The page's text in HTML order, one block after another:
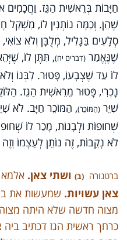
חַיָּבוֹת בְּרֵאשִׁית הַגֵּז. וַחֲכָמִים
שֶׁהֵן. וְכַמָּה נוֹתְנִין לוֹ,
סְלָעִים בַּגָּלִיל, מְלֻבָּן וְלֹא
שֶׁנֶּאֱמַר (דברים יח), תִּתֶּן לוֹ,
לוֹ עַד שֶׁצְבָעוֹ, פָּטוּר. לִבְּנוֹ
נָכְרִי, פָּטוּר מֵרֵאשִׁית הַגֵּז.
שִׁיֵּר (הַמּוֹכֵר), הַמּוֹכֵר חַיָּב. לֹא
שְׁחוּפוֹת וּלְבָנוֹת, מָכַר לוֹ
לֹא נְקֵבוֹת, זֶה נוֹתֵן לְעַצְמוֹ
ברטנורה (ב) ושתי צאן. אלמא
צאן עשויות. שמעשות את
מצוה חדשה שלא היתה מצוה
כרחך ראשית הגז דכתיב